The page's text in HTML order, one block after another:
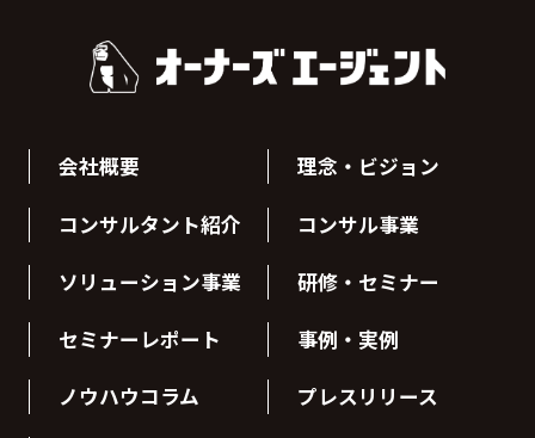
会社概要 理念・ビジョン
コンサルタント紹介 コンサル事業
ソリューション事業 研修・セミナー
セミナーレポート 事例・実例
ノウハウコラム プレスリリース